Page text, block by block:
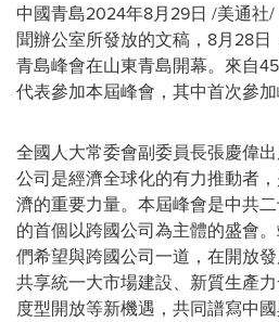
中國青島2024年8月29日 /美通社/
聞辦公室所發放的文稿， 8月28日
青島峰會在山東青島開幕。來自
代表參加本屆峰會，其中首次參加
全國人大常委會副委員長張慶偉
公司是經濟全球化的有力推動者
濟的重要力量。本屆峰會是中共
的首個以跨國公司為主體的盛會
們希望與跨國公司一道，在開放
共享統一大市場建設、新質生產
度型開放等新機遇，共同譜寫中國